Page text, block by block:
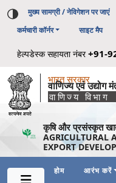
मुख्य सामग्री / नेविगेशन पर जाएं
कर्मचारी कॉर्नर
साइट मैप
हेल्पडेस्क सहायता नंबर+91-
भारत सरकार
वाणिज्य एवं उद्योग
वाणिज्य विभाग
कृषि और प्रसंस्कृत खाद्य
AGRICULTURAL
EXPORT
होम आरंभ करें